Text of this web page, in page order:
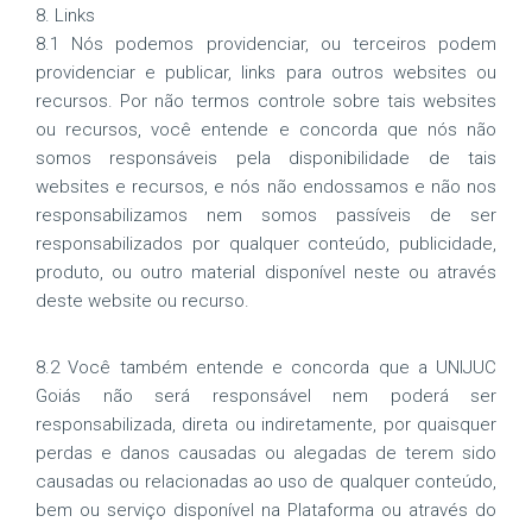
8. Links
8.1 Nós podemos providenciar, ou terceiros podem
providenciar e publicar, links para outros websites ou
recursos. Por não termos controle sobre tais websites
ou recursos, você entende e concorda que nós não
somos responsáveis pela disponibilidade de tais
websites e recursos, e nós não endossamos e não nos
responsabilizamos nem somos passíveis de ser
responsabilizados por qualquer conteúdo, publicidade,
produto, ou outro material disponível neste ou através
deste website ou recurso.
8.2 Você também entende e concorda que a UNIJUC
Goiás não será responsável nem poderá ser
responsabilizada, direta ou indiretamente, por quaisquer
perdas e danos causadas ou alegadas de terem sido
causadas ou relacionadas ao uso de qualquer conteúdo,
bem ou serviço disponível na Plataforma ou através do